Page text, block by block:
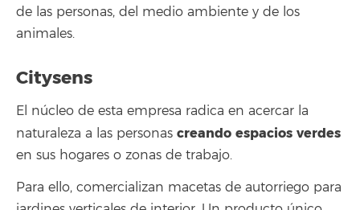
de las personas, del medio ambiente y de los
animales.
Citysens
El núcleo de esta empresa radica en acercar la
naturaleza a las personas creando espacios verdes
en sus hogares o zonas de trabajo.
Para ello, comercializan macetas de autorriego para